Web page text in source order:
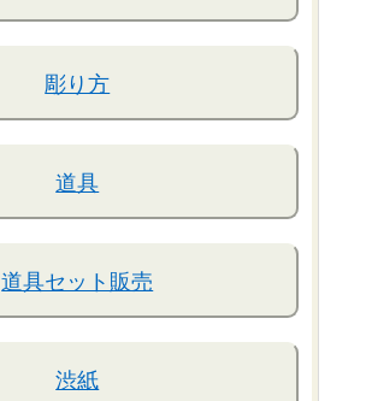
彫り方
道具
道具セット販売
渋紙